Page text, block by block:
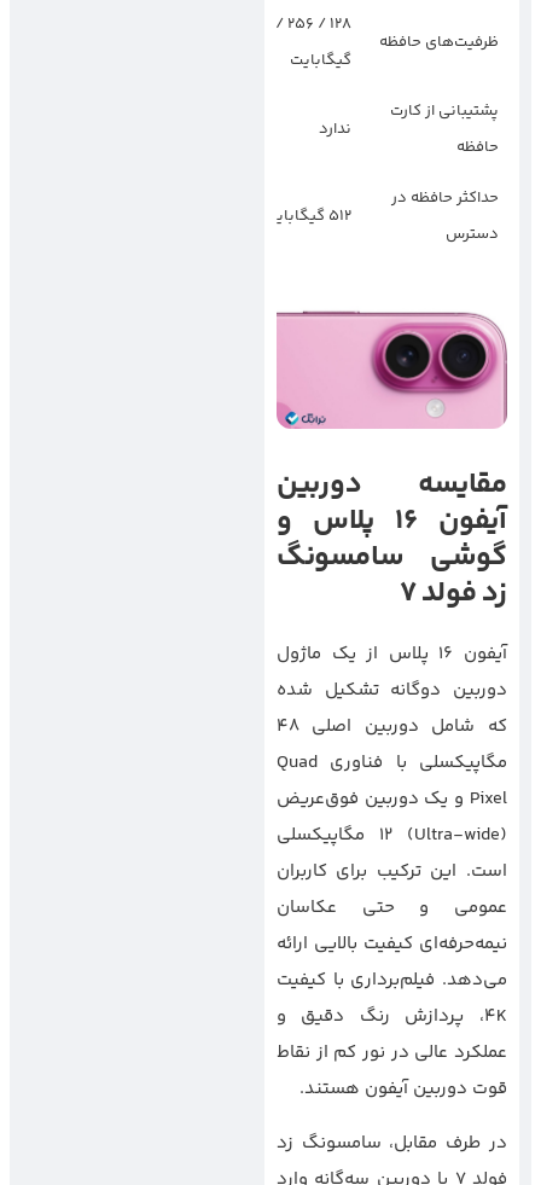
ظرفیت‌های حافظه
گیگابایت
پشتیبانی از کارت
حافظه
ندارد
حداکثر حافظه در
دسترس
512 گیگابایت
مقایسه دوربین
آیفون 16 پلاس و
گوشی سامسونگ
زد فولد 7
آیفون 16 پلاس از یک ماژول
دوربین دوگانه تشکیل شده
که شامل دوربین اصلی 48
مگاپیکسلی با فناوری Quad
Pixel و یک دوربین فوق‌عریض
(Ultra-wide) 12 مگاپیکسلی
است. این ترکیب برای کاربران
عمومی و حتی عکاسان
نیمه‌حرفه‌ای کیفیت بالایی ارائه
می‌دهد. فیلم‌برداری با کیفیت
4K، پردازش رنگ دقیق و
عملکرد عالی در نور کم از نقاط
قوت دوربین آیفون هستند.
در طرف مقابل، سامسونگ زد